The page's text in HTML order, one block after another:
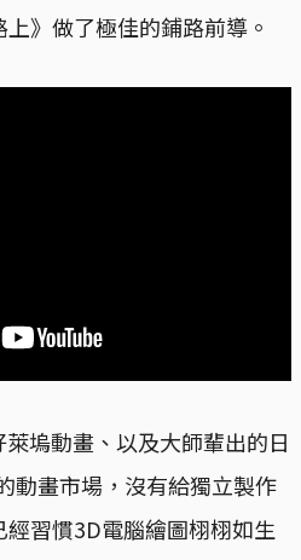
》做了極佳的鋪路前導。
塢動畫、以及大師輩出的日
動畫市場，沒有給獨立製作
習慣3D電腦繪圖栩栩如生